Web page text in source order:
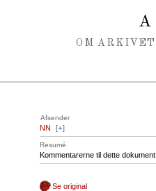
OM ARKIVET
Afsender
NN [+]
Resumé
Kommentarerne til dette
Se original